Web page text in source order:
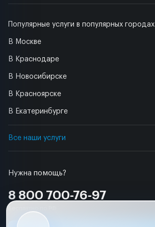
Нужна помощь?
8 800 700-76-97
Популярные услуги в популярных городах
В Москве
В Краснодаре
В Новосибирске
В Красноярске
В Екатеринбурге
Все наши услуги